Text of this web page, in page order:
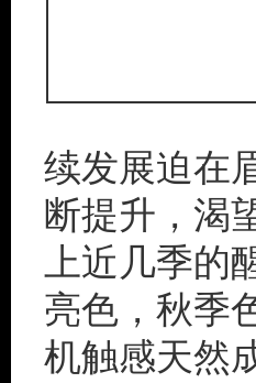
续发展迫在
断提升，渴
上近几季
亮色，秋季
机触感天然